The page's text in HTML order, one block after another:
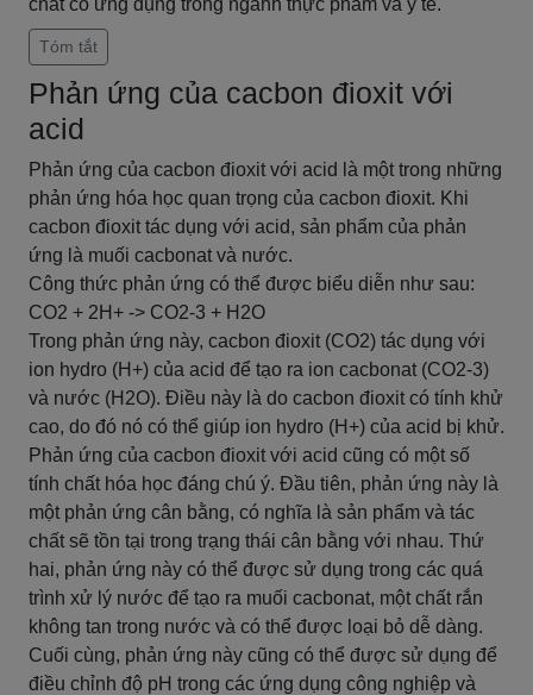
chất có ứng dụng trong ngành thực phẩm và y tế.
Tóm tắt
Phản ứng của cacbon đioxit với
acid
Phản ứng của cacbon đioxit với acid là một trong những
phản ứng hóa học quan trọng của cacbon đioxit. Khi
cacbon đioxit tác dụng với acid, sản phẩm của phản
ứng là muối cacbonat và nước.
Công thức phản ứng có thể được biểu diễn như sau:
CO2 + 2H+ -> CO2-3 + H2O
Trong phản ứng này, cacbon đioxit (CO2) tác dụng với
ion hydro (H+) của acid để tạo ra ion cacbonat (CO2-3)
và nước (H2O). Điều này là do cacbon đioxit có tính khử
cao, do đó nó có thể giúp ion hydro (H+) của acid bị khử.
Phản ứng của cacbon đioxit với acid cũng có một số
tính chất hóa học đáng chú ý. Đầu tiên, phản ứng này là
một phản ứng cân bằng, có nghĩa là sản phẩm và tác
chất sẽ tồn tại trong trạng thái cân bằng với nhau. Thứ
hai, phản ứng này có thể được sử dụng trong các quá
trình xử lý nước để tạo ra muối cacbonat, một chất rắn
không tan trong nước và có thể được loại bỏ dễ dàng.
Cuối cùng, phản ứng này cũng có thể được sử dụng để
điều chỉnh độ pH trong các ứng dụng công nghiệp và